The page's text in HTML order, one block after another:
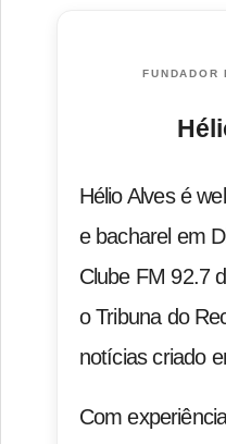
FUNDADOR
Hélio Alves é
e bacharel em
Clube FM 92.7
o Tribuna do
notícias criado
Com